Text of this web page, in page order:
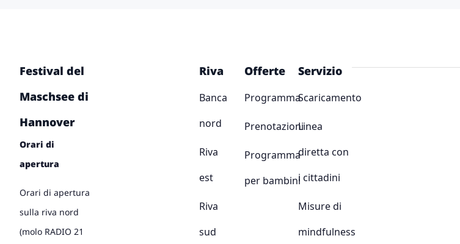
Festival del
Maschsee di
Hannover
Orari di
apertura
Orari di apertura
sulla riva nord
(molo RADIO 21
Riva
Banca
nord
Riva
est
Riva
sud
Offerte
Programma
Prenotazioni
Programma
per bambini
Servizio
Scaricamento
Linea
diretta con
i cittadini
Misure di
mindfulness